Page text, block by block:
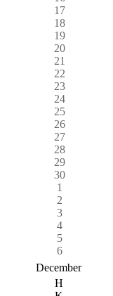
17
18
19
20
21
22
23
24
25
26
27
28
29
30
1
2
3
4
5
6
December
H